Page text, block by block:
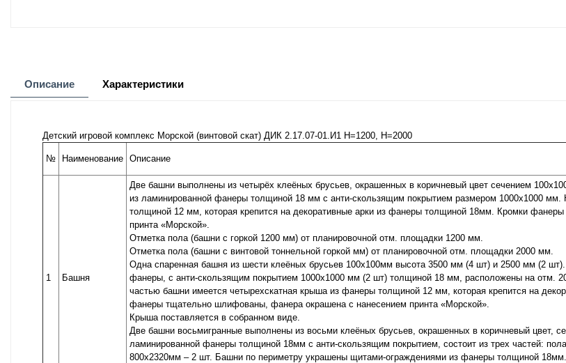
Описание Характеристики
Детский игровой комплекс Морской (винтовой скат) ДИК 2.17.07-01.И1 Н=1200, Н=2000
№ Наименование Описание
1 Башня
Две башни выполнены из четырёх клеёных брусьев, окрашенных в коричневый цвет сечением
из ламинированной фанеры толщиной 18 мм с анти-скользящим покрытием размером 1000х1000
толщиной 12 мм, которая крепится на декоративные арки из фанеры толщиной 18мм. Кромки
принта «Морской».
Отметка пола (башни с горкой 1200 мм) от планировочной отм. площадки 1200 мм.
Отметка пола (башни с винтовой тоннельной горкой мм) от планировочной отм. площадки 2000 мм.
Одна спаренная башня из шести клеёных брусьев 100х100мм высота 3500 мм (4 шт) и 2500 мм (2
фанеры, с анти-скользящим покрытием 1000х1000 мм (2 шт) толщиной 18 мм, расположены на отм.
частью башни имеется четырехскатная крыша из фанеры толщиной 12 мм, которая крепится на
фанеры тщательно шлифованы, фанера окрашена с нанесением принта «Морской».
Крыша поставляется в собранном виде.
Две башни восьмигранные выполнены из восьми клеёных брусьев, окрашенных в коричневый цвет,
ламинированной фанеры толщиной 18мм с анти-скользящим покрытием, состоит из трех частей:
800х2320мм – 2 шт. Башни по периметру украшены щитами-ограждениями из фанеры толщиной